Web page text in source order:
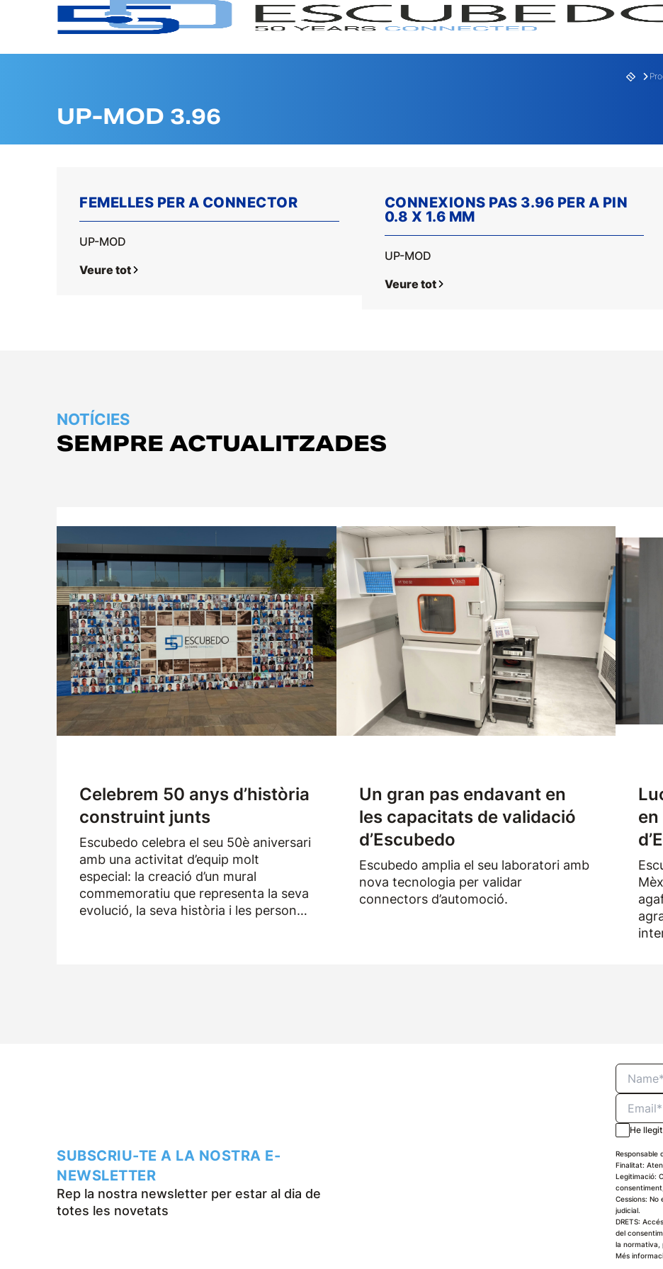
Empresa
Logística
Productes
Notícies
Descàrregues
UP-MOD 3.96
FEMELLES PER A CONNECTOR
UP-MOD
Veure tot
CONNEXIONS PAS 3.96 PER A PIN
0.8 X 1.6 MM
UP-MOD
Veure tot
NOTÍCIES
SEMPRE ACTUALITZADES
Celebrem 50 anys d’història
construint junts
Escubedo celebra el seu 50è aniversari
amb una activitat d’equip molt
especial: la creació d’un mural
commemoratiu que representa la seva
evolució, la seva història i les persones
Un gran pas endavant en
les capacitats de validació
d’Escubedo
Escubedo amplia el seu laboratori amb
nova tecnologia per validar
connectors d’automoció.
SUBSCRIU-TE A LA NOSTRA E-
NEWSLETTER
Rep la nostra newsletter per estar al dia de
totes les novetats
He
Responsable
Finalitat:
Legitimació:
Cessions:
judicial.
DRETS:
del
la normativa,
Més